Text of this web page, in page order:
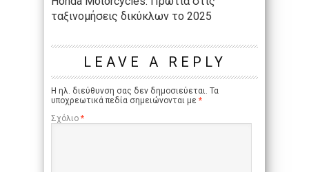
ταξινομήσεις δικύκλων το 2025
LEAVE A REPLY
Η ηλ. διεύθυνση σας δεν δημοσιεύεται. Τα
υποχρεωτικά πεδία σημειώνονται με *
Σχόλιο *